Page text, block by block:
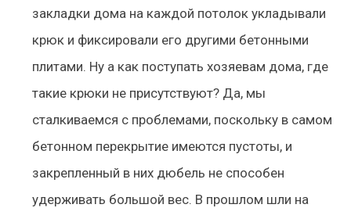
закладки дома на каждой потолок укладывали
крюк и фиксировали его другими бетонными
плитами. Ну а как поступать хозяевам дома, где
такие крюки не присутствуют? Да, мы
сталкиваемся с проблемами, поскольку в самом
бетонном перекрытие имеются пустоты, и
закрепленный в них дюбель не способен
удерживать большой вес. В прошлом шли на